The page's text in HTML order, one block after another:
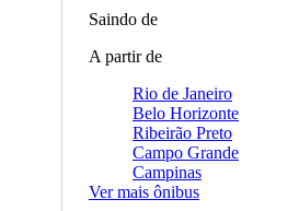
Saindo de
A partir de
Rio de Janeiro
Belo Horizonte
Ribeirão Preto
Campo Grande
Campinas
Ver mais ônibus